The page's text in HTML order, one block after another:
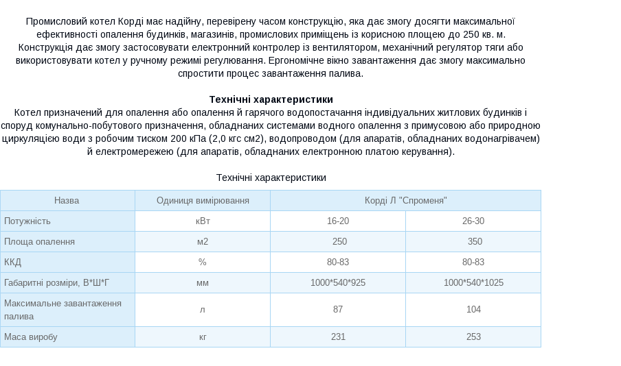
Промисловий котел Корді має надійну, перевірену часом конструкцію, яка дає змогу досягти максимальної
ефективності опалення будинків, магазинів, промислових приміщень із корисною площею до 250 кв. м.
Конструкція дає змогу застосовувати електронний контролер із вентилятором, механічний регулятор тяги або
використовувати котел у ручному режимі регулювання. Ергономічне вікно завантаження дає змогу максимально
спростити процес завантаження палива.
Технічні характеристики
Котел призначений для опалення або опалення й гарячого водопостачання індивідуальних житлових будинків і
споруд комунально-побутового призначення, обладнаних системами водного опалення з примусовою або природною
циркуляцією води з робочим тиском 200 кПа (2,0 кгс см2), водопроводом (для апаратів, обладнаних водонагрівачем)
й електромережею (для апаратів, обладнаних електронною платою керування).
Технічні характеристики
Назва Одиниця вимірювання
Корді Л "Спроменя"
Потужність
кВт 16-20
26-30
Площа опалення
м2 250
350
ККД
% 80-83
80-83
Габаритні розміри, В*Ш*Г
мм 1000*540*925
1000*540*1025
Максимальне завантаження
палива
л 87 104
Маса виробу кг 231 253